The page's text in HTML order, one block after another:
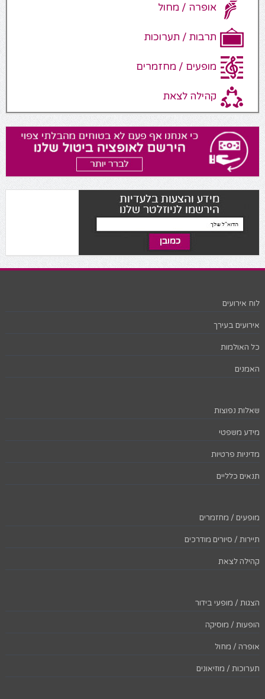
אופרה / מחול
תרבות / תערוכות
מופעים / מחזמרים
קהילה לצאת
לוח אירועים
אירועים בעירך
כל האולמות
האמנים
שאלות נפוצות
מידע משפטי
מדיניות פרטיות
תנאים כלליים
מופעים / מחזמרים
תיירות / סיורים מודרכים
קהילה לצאת
הצגות / מופעי בידור
הופעות / מוסיקה
אופרה / מחול
תערוכות / מוזיאונים